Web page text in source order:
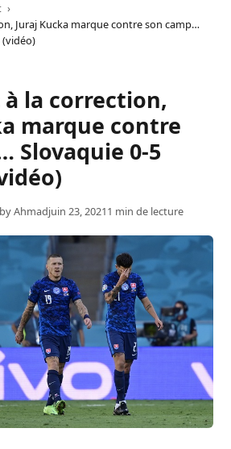
Juraj Kucka marque contre son camp…
(vidéo)
la correction,
marque contre
Slovaquie 0-5
Ahmadjuin 23, 20211 min de lecture